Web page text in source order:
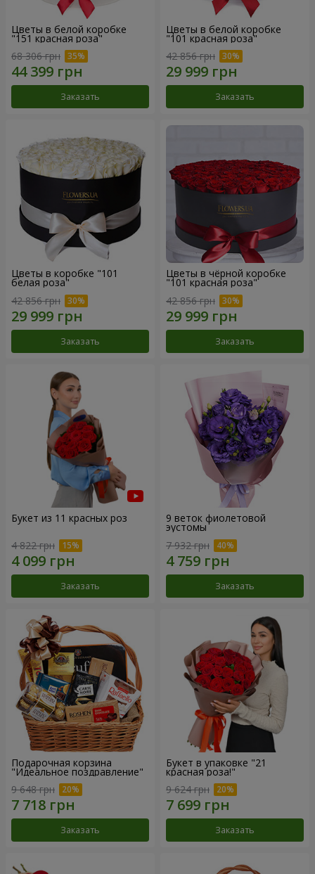
Цветы в белой коробке
"151 красная роза"
68 306 грн
Заказать
Цветы в белой коробке
"101 красная роза"
42 856 грн
Заказать
Цветы в коробке "101
белая роза"
42 856 грн
Заказать
Цветы в чёрной коробке
"101 красная роза"
42 856 грн
Заказать
Букет из 11 красных роз
4 822 грн
Заказать
9 веток фиолетовой
эустомы
7 932 грн
Заказать
Подарочная корзина
"Идеальное поздравление"
9 648 грн
Заказать
Букет в упаковке "21
красная роза!"
9 624 грн
Заказать